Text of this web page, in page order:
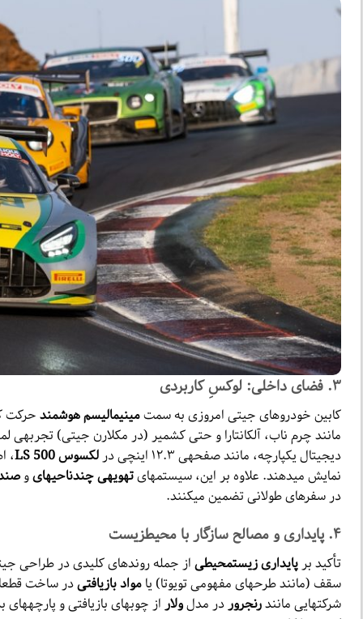
۳. فضای داخلی: لوکسِ کاربردی
کابین خودروهای جیتی امروزی به سمتمینیمالیسم هوشمندحرکت
مانند چرم ناب، آلکانتارا و حتی کشمیر (در مکلارن جیتی) تجربهی
دیجیتال یکپارچه، مانند صفحهی ۱۲.۳ اینچی در
لکسوس LS 500
،
نمایش میدهند. علاوه بر این، سیستمهایتهویهی چندناحیهایو
در سفرهای طولانی تضمین میکنند.
۴. پایداری و مصالح سازگار با محیطزیست
تأکید برپایداری زیستمحیطیاز جمله روندهای کلیدی در طراحی
سقف (مانند طرحهای مفهومی تویوتا) یامواد بازیافتیدر ساخت
شرکتهایی مانندرنجروردر مدلولاراز چوبهای بازیافتی و